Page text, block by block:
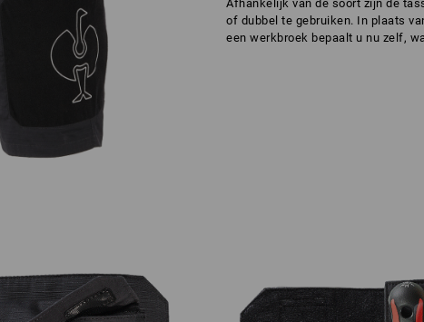
Afhankelijk van de soort zijn de
of dubbel te gebruiken. In plaats
een werkbroek bepaalt u nu zelf,